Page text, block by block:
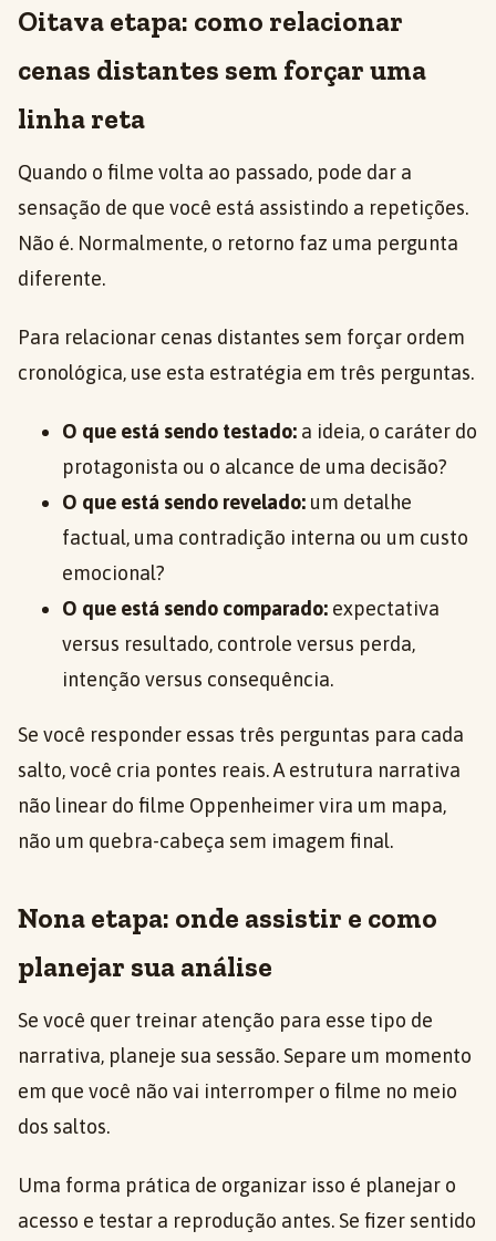
Oitava etapa: como relacionar
cenas distantes sem forçar uma
linha reta
Quando o filme volta ao passado, pode dar a
sensação de que você está assistindo a repetições.
Não é. Normalmente, o retorno faz uma pergunta
diferente.
Para relacionar cenas distantes sem forçar ordem
cronológica, use esta estratégia em três perguntas.
O que está sendo testado: a ideia, o caráter do
protagonista ou o alcance de uma decisão?
O que está sendo revelado: um detalhe
factual, uma contradição interna ou um custo
emocional?
O que está sendo comparado: expectativa
versus resultado, controle versus perda,
intenção versus consequência.
Se você responder essas três perguntas para cada
salto, você cria pontes reais. A estrutura narrativa
não linear do filme Oppenheimer vira um mapa,
não um quebra-cabeça sem imagem final.
Nona etapa: onde assistir e como
planejar sua análise
Se você quer treinar atenção para esse tipo de
narrativa, planeje sua sessão. Separe um momento
em que você não vai interromper o filme no meio
dos saltos.
Uma forma prática de organizar isso é planejar o
acesso e testar a reprodução antes. Se fizer sentido